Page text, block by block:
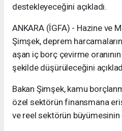
destekleyeceğini açıkladı.
ANKARA (İGFA) - Hazine ve
Şimşek, deprem
aşan iç borç çevirme
şekilde düşürüleceğini
Bakan Şimşek, kamu
özel sektörün finansmana
ve reel sektörün